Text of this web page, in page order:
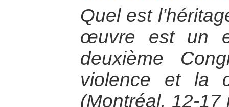
Quel est
œuvre est un
deuxième
violence et la
(Montréal, 12-17